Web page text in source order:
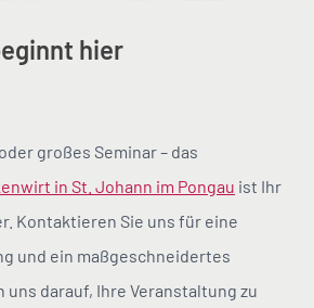
hier
großes Seminar – das
in St. Johann im Pongau ist Ihr
Kontaktieren Sie uns für eine
und ein maßgeschneidertes
darauf, Ihre Veranstaltung zu